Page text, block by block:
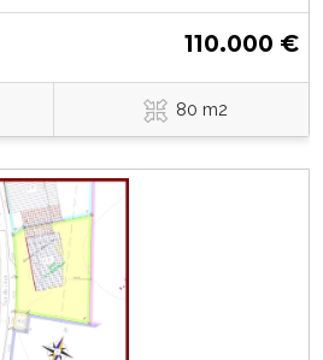
110.000 €
80 m2